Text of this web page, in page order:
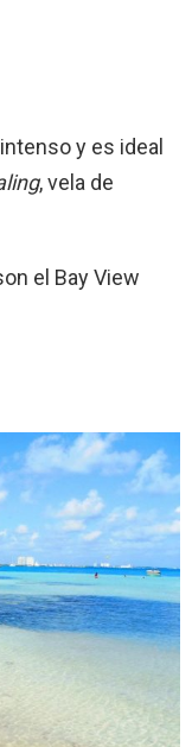
y es ideal
, vela de
el Bay View